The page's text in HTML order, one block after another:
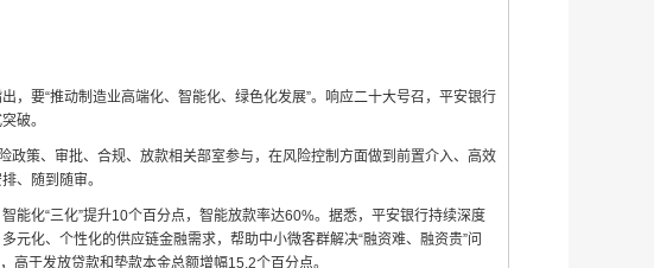
，要“推动制造业高端化、智能化、绿色化发展”。响应二十大号召，平安银行
破。
政策、审批、合规、放款相关部室参与，在风险控制方面做到前置介入、高效
、随到随审。
能化“三化”提升10个百分点，智能放款率达60%。据悉，平安银行持续深度
化、个性化的供应链金融需求，帮助中小微客群解决“融资难、融资贵”问
于发放贷款和垫款本金总额增幅15.2个百分点。